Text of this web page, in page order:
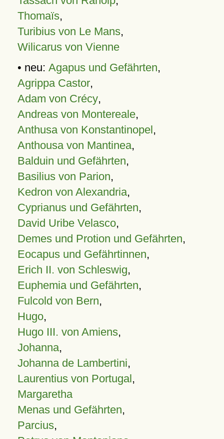
Thomaïs,
Turibius von Le Mans,
Wilicarus von Vienne
• neu: Agapus und Gefährten,
Agrippa Castor,
Adam von Crécy,
Andreas von Montereale,
Anthusa von Konstantinopel,
Anthousa von Mantinea,
Balduin und Gefährten,
Basilius von Parion,
Kedron von Alexandria,
Cyprianus und Gefährten,
David Uribe Velasco,
Demes und Protion und Gefährten,
Eocapus und Gefährtinnen,
Erich II. von Schleswig,
Euphemia und Gefährten,
Fulcold von Bern,
Hugo,
Hugo III. von Amiens,
Johanna,
Johanna de Lambertini,
Laurentius von Portugal,
Margaretha
Menas und Gefährten,
Parcius,